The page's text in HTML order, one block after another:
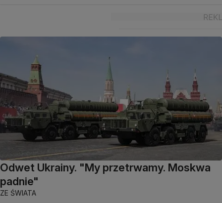
Odwet Ukrainy. "My przetrwamy. Moskwa
padnie"
ZE ŚWIATA